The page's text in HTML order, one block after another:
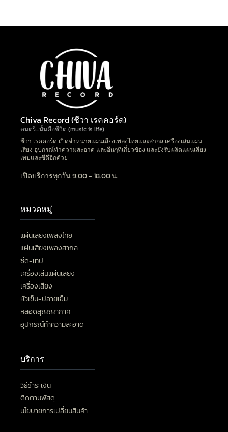
Chiva Record (ชีวา เรคคอร์ด)
ดนตรี…นั้นคือชีวิต (music is life)
ชีวา เรคคอร์ด เปิดจำหน่ายแผ่นเสียงเพลงไทยและสากล เครื่องเล่นแผ่น
เสียง อุปกรณ์ทำความสะอาด และอื่นๆที่เกี่ยวข้อง และยังรับผลิตแผ่นเสียง
เทปและซีดีอีกด้วย
เปิดบริการทุกวัน 9.00 - 18.00 น.
หมวดหมู่
แผ่นเสียงเพลงไทย
แผ่นเสียงเพลงสากล
ซีดี-เทป
เครื่องเล่นแผ่นเสียง
เครื่องเสียง
หัวเข็ม-ปลายเข็ม
หลอดสุญญากาศ
อุปกรณ์ทำความสะอาด
บริการ
วิธีชำระเงิน
ติดตามพัสดุ
นโยบายการเปลี่ยนสินค้า